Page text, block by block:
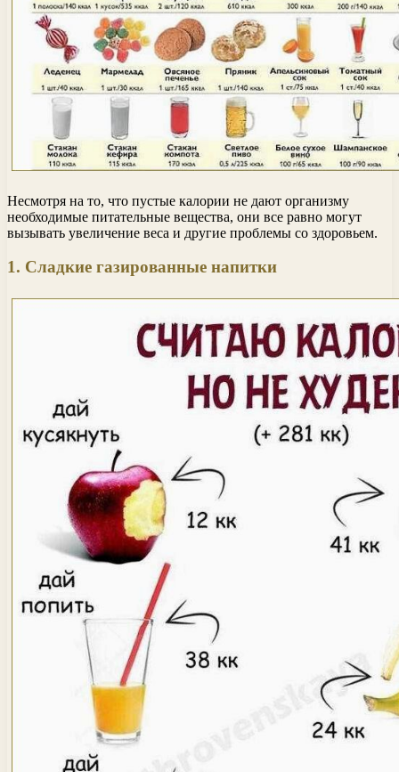
Несмотря на то, что пустые калории не дают организму
необходимые питательные вещества, они все равно могут
вызывать увеличение веса и другие проблемы со здоровьем.
1. Сладкие газированные напитки